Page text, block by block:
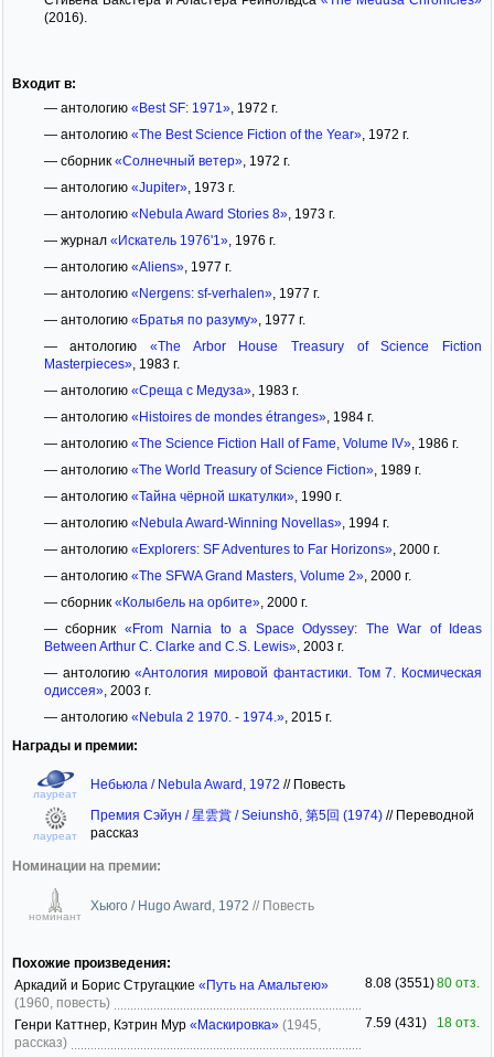
(2016).
Входит в:
— антологию «Best SF: 1971», 1972 г.
— антологию «The Best Science Fiction of the Year», 1972 г.
— сборник «Солнечный ветер», 1972 г.
— антологию «Jupiter», 1973 г.
— антологию «Nebula Award Stories 8», 1973 г.
— журнал «Искатель 1976'1», 1976 г.
— антологию «Aliens», 1977 г.
— антологию «Nergens: sf-verhalen», 1977 г.
— антологию «Братья по разуму», 1977 г.
— антологию«The Arbor House Treasury of Science Fiction
Masterpieces», 1983 г.
— антологию «Среща с Медуза», 1983 г.
— антологию «Histoires de mondes étranges», 1984 г.
— антологию «The Science Fiction Hall of Fame, Volume IV», 1986 г.
— антологию «The World Treasury of Science Fiction», 1989 г.
— антологию «Тайна чёрной шкатулки», 1990 г.
— антологию «Nebula Award-Winning Novellas», 1994 г.
— антологию «Explorers: SF Adventures to Far Horizons», 2000 г.
— антологию «The SFWA Grand Masters, Volume 2», 2000 г.
— сборник «Колыбель на орбите», 2000 г.
— сборник «From Narnia to a Space Odyssey: The War of Ideas
Between Arthur C. Clarke and C.S. Lewis», 2003 г.
— антологию«Антология мировой фантастики. Том 7. Космическая
одиссея», 2003 г.
— антологию «Nebula 2 1970. - 1974.», 2015 г.
Награды и премии:
лауреат
Небьюла / Nebula Award, 1972 // Повесть
лауреат
Премия Сэйун / 星雲賞 / Seiunshō, 第5回 (1974) // Переводной
рассказ
Номинации на премии:
номинант
Хьюго / Hugo Award, 1972 // Повесть
Похожие произведения:
Аркадий и Борис Стругацкие «Путь на Амальтею»
(1960, повесть)
8.08 (3551)80 отз.
Генри Каттнер, Кэтрин Мур «Маскировка» (1945,
рассказ)
7.59 (431) 18 отз.